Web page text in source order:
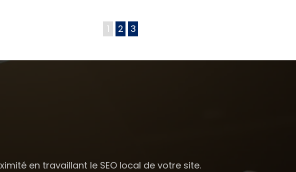
1 2 3
en travaillant le SEO local de votre site.